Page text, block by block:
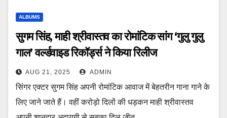
ALBUMS
सुगम सिंह, माही श्रीवास्तव का रोमांटिक सांग ‘गुलु गुलु
गाल’ वर्ल्डवाइड रिकॉर्ड्स ने किया रिलीज
AUG 21, 2025 ADMIN
सिंगर एक्टर सुगम सिंह अपनी रोमांटिक आवाज में बेहतरीन गाना गाने के
लिए जाने जाते हैं। वहीं करोड़ो दिलों की धड़कन माही श्रीवास्तव